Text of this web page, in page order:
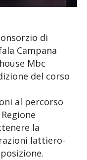
di
Campana
Mbc
del corso
al percorso
la
lattiero-